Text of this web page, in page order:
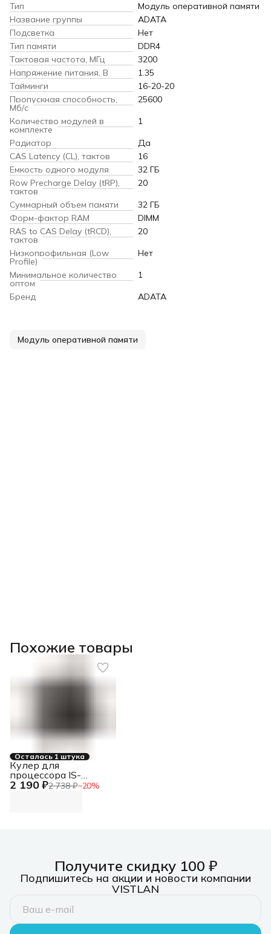
Тип
Модуль оперативной памяти
Название группы
ADATA
Подсветка
Нет
Тип памяти
DDR4
Тактовая частота, МГц
3200
Напряжение питания, В
1.35
Тайминги
16-20-20
Пропускная способность,
Мб/с
25600
Количество модулей в
комплекте
1
Радиатор
Да
CAS Latency (CL), тактов
16
Емкость одного модуля
32 ГБ
Row Precharge Delay (tRP),
тактов
20
Суммарный объем памяти
32 ГБ
Форм-фактор RAM
DIMM
RAS to CAS Delay (tRCD),
тактов
20
Низкопрофильная (Low
Profile)
Нет
Минимальное количество
оптом
1
Бренд
ADATA
Модуль оперативной памяти
Похожие товары
Осталась 1 штука
2 190 ₽2 738 ₽−20%
Кулер для
процессора IS-
50X_V3 ID-COOLING
Получите скидку 100 ₽
Подпишитесь на акции и новости компании
VISTLAN